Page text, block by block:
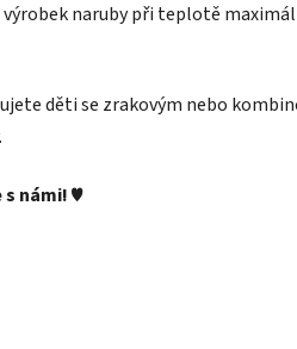
naruby při teplotě
děti se zrakovým nebo
námi!♥